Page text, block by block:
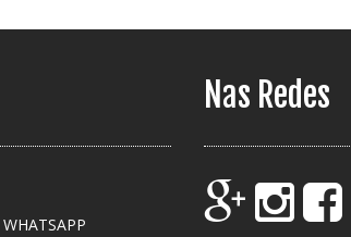
Nas Redes